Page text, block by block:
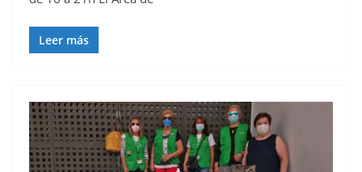
Leer más